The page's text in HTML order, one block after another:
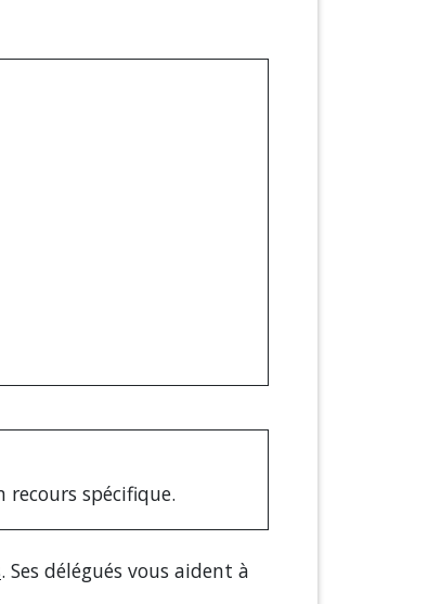
spécifique.
. Ses délégués vous aident à